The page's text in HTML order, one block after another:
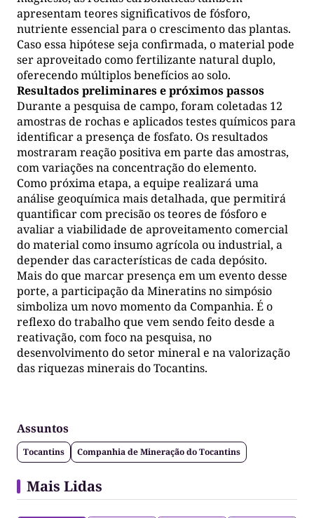
apresentam teores significativos de fósforo,
nutriente essencial para o crescimento das plantas.
Caso essa hipótese seja confirmada, o material pode
ser aproveitado como fertilizante natural duplo,
oferecendo múltiplos benefícios ao solo.
Resultados preliminares e próximos passos
Durante a pesquisa de campo, foram coletadas 12
amostras de rochas e aplicados testes químicos para
identificar a presença de fosfato. Os resultados
mostraram reação positiva em parte das amostras,
com variações na concentração do elemento.
Como próxima etapa, a equipe realizará uma
análise geoquímica mais detalhada, que permitirá
quantificar com precisão os teores de fósforo e
avaliar a viabilidade de aproveitamento comercial
do material como insumo agrícola ou industrial, a
depender das características de cada depósito.
Mais do que marcar presença em um evento desse
porte, a participação da Mineratins no simpósio
simboliza um novo momento da Companhia. É o
reflexo do trabalho que vem sendo feito desde a
reativação, com foco na pesquisa, no
desenvolvimento do setor mineral e na valorização
das riquezas minerais do Tocantins.
Assuntos
Tocantins Companhia de Mineração do Tocantins
Mais Lidas